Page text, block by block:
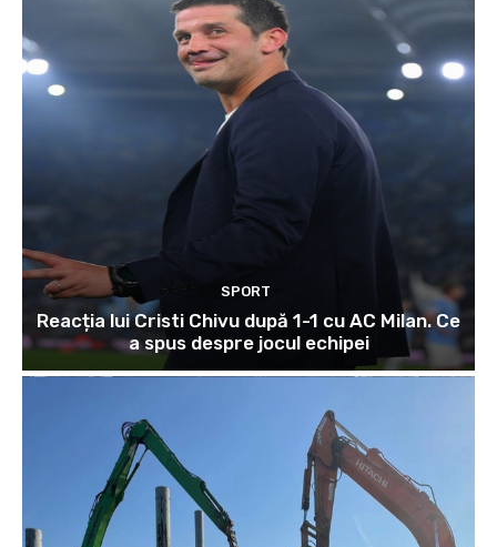
SPORT
Reacția lui Cristi Chivu după 1-1 cu AC Milan. Ce
a spus despre jocul echipei